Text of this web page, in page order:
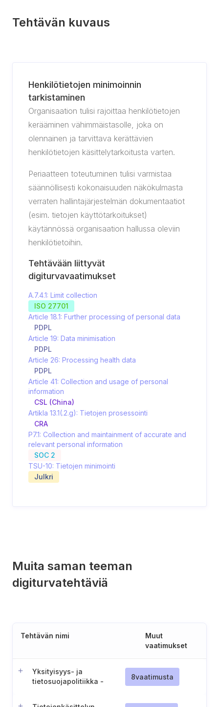
Tehtävän kuvaus
Henkilötietojen minimoinnin
tarkistaminen
Organisaation tulisi rajoittaa henkilötietojen
kerääminen vähimmäistasolle, joka on
olennainen ja tarvittava kerättävien
henkilötietojen käsittelytarkoitusta varten.
Periaatteen toteutuminen tulisi varmistaa
säännöllisesti kokonaisuuden näkökulmasta
verraten hallintajärjestelmän dokumentaatiot
(esim. tietojen käyttötarkoitukset)
käytännössä organisaation hallussa oleviin
henkilötietoihin.
Tehtävään liittyvät
digiturvavaatimukset
A.7.4.1: Limit collection
ISO 27701
Article 18.1: Further processing of personal data
PDPL
Article 19: Data minimisation
PDPL
Article 26: Processing health data
PDPL
Article 41: Collection and usage of personal
information
CSL (China)
Artikla 13.1(.2.g): Tietojen prosessointi
CRA
P7.1: Collection and maintainment of accurate and
relevant personal information
SOC 2
TSU-10: Tietojen minimointi
Julkri
Muita saman teeman
digiturvatehtäviä
Tehtävän nimi
Muut
vaatimukset
Yksityisyys- ja
tietosuojapolitiikka -
8vaatimusta